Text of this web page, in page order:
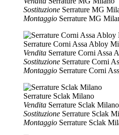
Sostituzione Serrature MG
Montaggio Serrature MG
Serrature Corni Assa Abloy
Vendita Serrature Corni Assa
Sostituzione Serrature Corni
Montaggio Serrature Corni
Serrature Sclak Milano
Vendita Serrature Sclak Milano
Sostituzione Serrature Sclak
Montaggio Serrature Sclak